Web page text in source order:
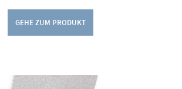
GEHE ZUM PRODUKT